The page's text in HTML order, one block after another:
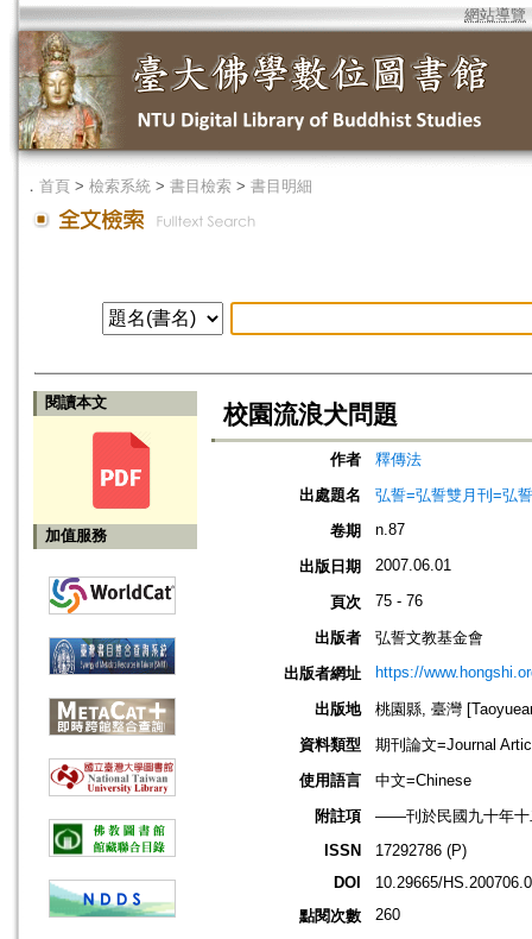
網站導覽
． 首頁 > 檢索系統 > 書目檢索 > 書目明細
閱讀本文
加值服務
校園流浪犬問題
作者
釋傳法
出處題名
弘誓=弘誓雙月刊=弘
卷期
n.87
出版日期 2007.06.01
頁次 75 - 76
出版者
弘誓文教基金會
出版者網址
https://
出版地
桃園縣, 臺灣
資料類型
期刊論文=Journal
使用語言
中文=Chinese
附註項
——刊於民國九十年十
ISSN
17292786 (P)
DOI
10.29665/
點閱次數
260